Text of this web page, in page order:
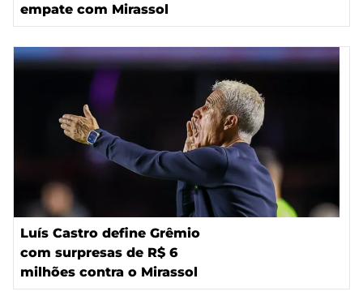
empate com Mirassol
Luís Castro define Grêmio
com surpresas de R$ 6
milhões contra o Mirassol